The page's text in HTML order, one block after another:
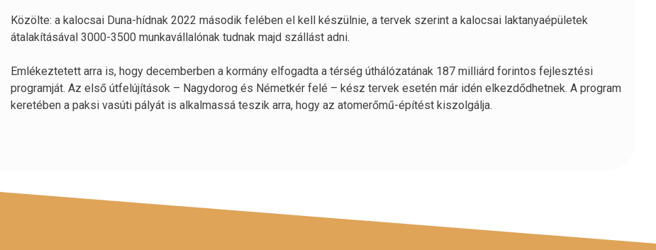
Közölte: a kalocsai Duna-hídnak 2022 második felében el kell készülnie, a tervek szerint a kalocsai laktanyaépületek
átalakításával 3000-3500 munkavállalónak tudnak majd szállást adni.
Emlékeztetett arra is, hogy decemberben a kormány elfogadta a térség úthálózatának 187 milliárd forintos fejlesztési
programját. Az első útfelújítások – Nagydorog és Németkér felé – kész tervek esetén már idén elkezdődhetnek. A program
keretében a paksi vasúti pályát is alkalmassá teszik arra, hogy az atomerőmű-építést kiszolgálja.